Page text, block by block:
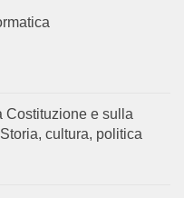
Costituzione e sulla
cultura, politica